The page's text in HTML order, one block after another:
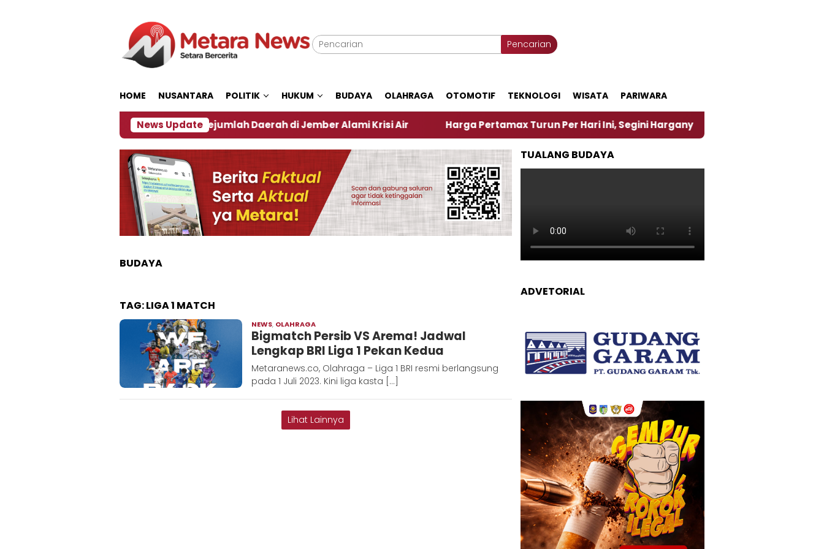
Pencarian
HOME NUSANTARA POLITIK HUKUM BUDAYA OLAHRAGA OTOMOTIF TEKNOLOGI WISATA PARIWARA
News Update
Dampak El Nino, Sejumlah Daerah di Jember Alami Krisi Air Harga Pertamax Turun Per Hari Ini, Segini Harganya ‎Nasirun Maestro Lukis
BUDAYA
TAG:LIGA 1 MATCH
NEWS, OLAHRAGA
Bigmatch Persib VS Arema! Jadwal
Lengkap BRI Liga 1 Pekan Kedua
Metaranews.co, Olahraga – Liga 1 BRI resmi berlangsung
pada 1 Juli 2023. Kini liga kasta […]
Lihat Lainnya
TUALANG BUDAYA
ADVETORIAL